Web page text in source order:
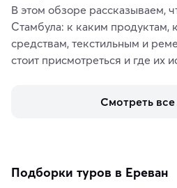
В этом обзоре рассказываем,
Стамбула: к каким продуктам,
средствам, текстильным и
стоит присмотреться и где их
аутентичных лавках — в
Смотреть все
Подборки туров в Ереван